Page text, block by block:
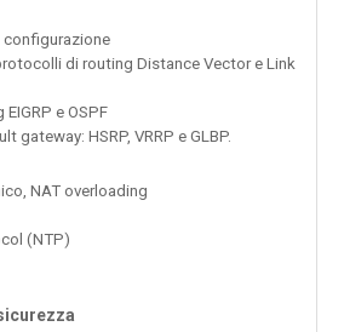
di routing Distance Vector e Link
e OSPF
gateway: HSRP, VRRP e GLBP.
NAT overloading
(NTP)